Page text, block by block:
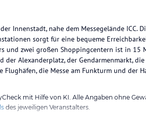
Innenstadt, nahe dem Messegelände ICC.
sorgt für eine bequeme
und zwei großen Shoppingcentern ist in 15
Alexanderplatz, der Gendarmenmarkt,
Flughäfen, die Messe am Funkturm und der
mit Hilfe von KI. Alle Angaben ohne
des jeweiligen Veranstalters.